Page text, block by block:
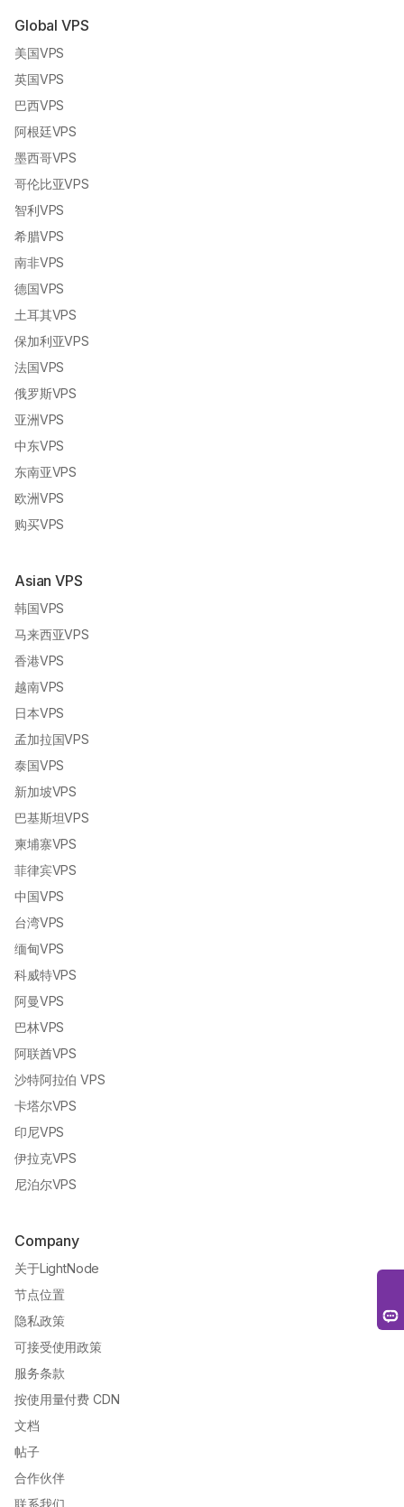
Global VPS
美国VPS
英国VPS
巴西VPS
阿根廷VPS
墨西哥VPS
哥伦比亚VPS
智利VPS
希腊VPS
南非VPS
德国VPS
土耳其VPS
保加利亚VPS
法国VPS
俄罗斯VPS
亚洲VPS
中东VPS
东南亚VPS
欧洲VPS
购买VPS
Asian VPS
韩国VPS
马来西亚VPS
香港VPS
越南VPS
日本VPS
孟加拉国VPS
泰国VPS
新加坡VPS
巴基斯坦VPS
柬埔寨VPS
菲律宾VPS
中国VPS
台湾VPS
缅甸VPS
科威特VPS
阿曼VPS
巴林VPS
阿联酋VPS
沙特阿拉伯 VPS
卡塔尔VPS
印尼VPS
伊拉克VPS
尼泊尔VPS
Company
关于LightNode
节点位置
隐私政策
可接受使用政策
服务条款
按使用量付费 CDN
文档
帖子
合作伙伴
联系我们